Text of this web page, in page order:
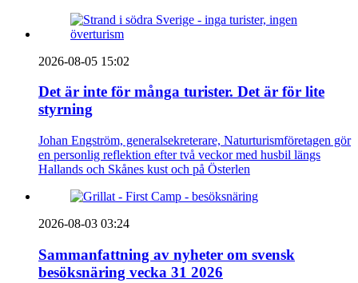
2026-08-05 15:02
Det är inte för många turister. Det är för lite
styrning
Johan Engström, generalsekreterare, Naturturismföretagen gör
en personlig reflektion efter två veckor med husbil längs
Hallands och Skånes kust och på Österlen
2026-08-03 03:24
Sammanfattning av nyheter om svensk
besöksnäring vecka 31 2026